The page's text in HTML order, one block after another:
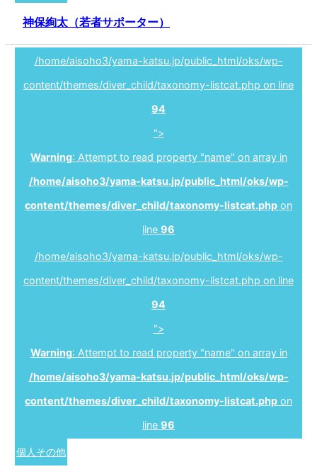
神保絢太（若者サポーター）
/home/aisoho3/yama-katsu.jp/public_html/oks/wp-
content/themes/diver_child/taxonomy-listcat.php on line
94
">
Warning: Attempt to read property "name" on array in
/home/aisoho3/yama-katsu.jp/public_html/oks/wp-
content/themes/diver_child/taxonomy-listcat.php on
line 96
/home/aisoho3/yama-katsu.jp/public_html/oks/wp-
content/themes/diver_child/taxonomy-listcat.php on line
94
">
Warning: Attempt to read property "name" on array in
/home/aisoho3/yama-katsu.jp/public_html/oks/wp-
content/themes/diver_child/taxonomy-listcat.php on
line 96
個人その他